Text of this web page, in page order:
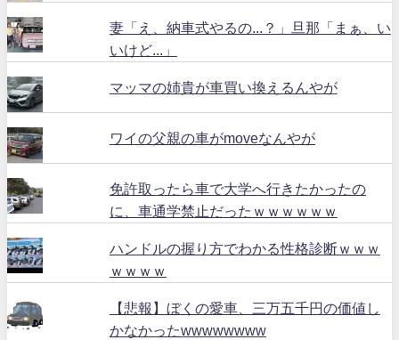
妻「え、納車式やるの...？」旦那「まぁ、い
いけど...」
マッマの姉貴が車買い換えるんやが
ワイの父親の車がmoveなんやが
免許取ったら車で大学へ行きたかったの
に、車通学禁止だったｗｗｗｗｗｗ
ハンドルの握り方でわかる性格診断ｗｗｗ
ｗｗｗｗ
【悲報】ぼくの愛車、三万五千円の価値し
かなかったwwwwwwww